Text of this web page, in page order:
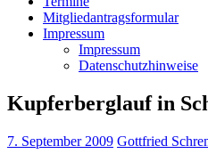
Mitgliedantragsformular
Impressum
Impressum
Datenschutzhinweise
Kupferberglauf in
7. September 2009 Gottfried